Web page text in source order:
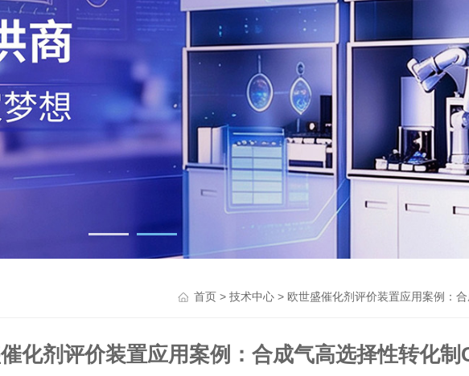
首页> 技术中心> 欧世盛催化剂评价装置应用案例：
化剂评价装置应用案例：合成气高选择性转化制